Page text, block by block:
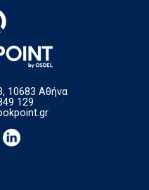
10683 Αθήνα
129